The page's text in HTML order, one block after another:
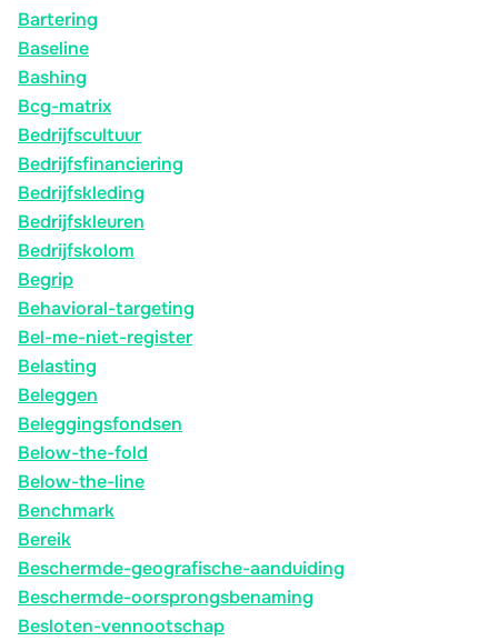
Bartering
Baseline
Bashing
Bcg-matrix
Bedrijfscultuur
Bedrijfsfinanciering
Bedrijfskleding
Bedrijfskleuren
Bedrijfskolom
Begrip
Behavioral-targeting
Bel-me-niet-register
Belasting
Beleggen
Beleggingsfondsen
Below-the-fold
Below-the-line
Benchmark
Bereik
Beschermde-geografische-aanduiding
Beschermde-oorsprongsbenaming
Besloten-vennootschap